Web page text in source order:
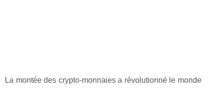
La montée des crypto-monnaies a révolutionné le monde